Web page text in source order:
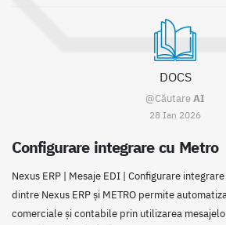
DOCS
@CăutareAI
28 Ian 2026
Configurare integrare cu Metro
Nexus ERP | Mesaje EDI | Configurare
dintre Nexus ERP și METRO permite
comerciale și contabile prin utilizarea